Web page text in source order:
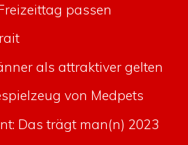
passen
als attraktiver gelten
von Medpets
Das trägt man(n) 2023